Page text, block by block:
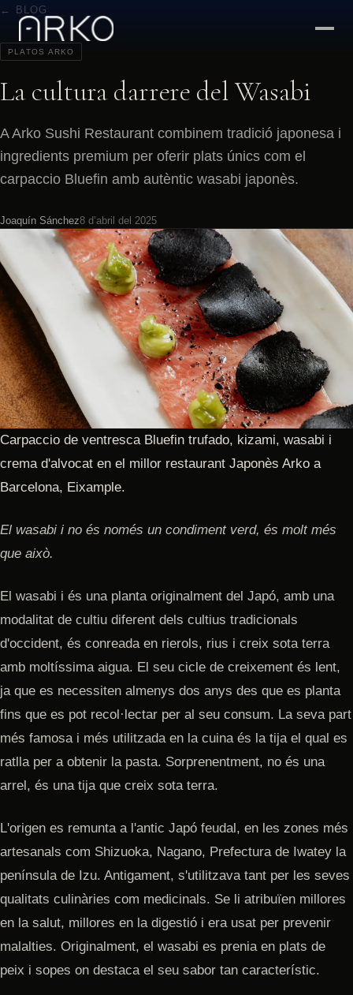
← BLOG
PLATOS ARKO
La cultura darrere del Wasabi
A Arko Sushi Restaurant combinem tradició japonesa i
ingredients premium per oferir plats únics com el
carpaccio Bluefin amb autèntic wasabi japonès.
Joaquín Sánchez8 d’abril del 2025
Carpaccio de ventresca Bluefin trufado, kizami, wasabi i
crema d'alvocat en el millor restaurant Japonès Arko a
Barcelona, Eixample.
El wasabi i no és només un condiment verd, és molt més
que això.
El wasabi i és una planta originalment del Japó, amb una
modalitat de cultiu diferent dels cultius tradicionals
d'occident, és conreada en rierols, rius i creix sota terra
amb moltíssima aigua. El seu cicle de creixement és lent,
ja que es necessiten almenys dos anys des que es planta
fins que es pot recol·lectar per al seu consum. La seva part
més famosa i més utilitzada en la cuina és la tija el qual es
ratlla per a obtenir la pasta. Sorprenentment, no és una
arrel, és una tija que creix sota terra.
L'origen es remunta a l'antic Japó feudal, en les zones més
artesanals com Shizuoka, Nagano, Prefectura de Iwatey la
península de Izu. Antigament, s'utilitzava tant per les seves
qualitats culinàries com medicinals. Se li atribuïen millores
en la salut, millores en la digestió i era usat per prevenir
malalties. Originalment, el wasabi es prenia en plats de
peix i sopes on destaca el seu sabor tan característic.